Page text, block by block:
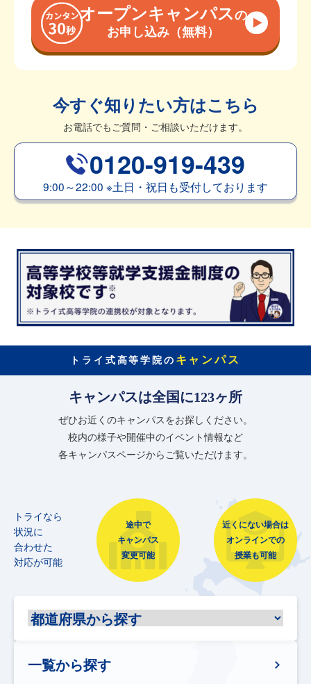
オープンキャンパスの
お申し込み（無料）
今すぐ知りたい方はこちら
お電話でもご質問・ご相談いただけます。
0120-919-439
9:00～22:00 ※土日・祝日も受付しております
トライ式高等学院の キャンパス
キャンパスは全国に123ヶ所
ぜひお近くのキャンパスをお探しください。
校内の様子や開催中のイベント情報など
各キャンパスページからご覧いただけます。
トライなら
状況に
合わせた
対応が可能
途中で
キャンパス
変更可能
近くにない場合は
オンラインでの
授業も可能
一覧から探す